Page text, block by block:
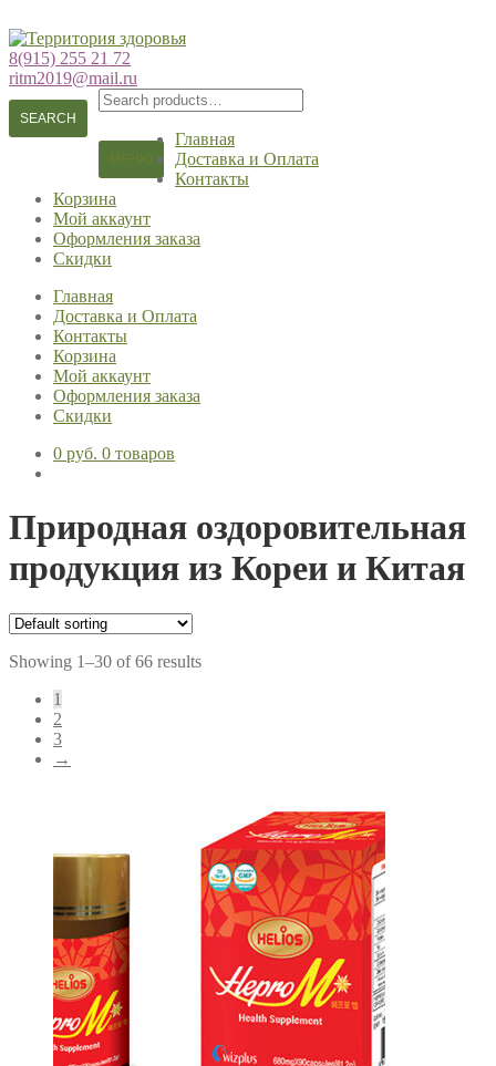
Перейти
к
навигации
Перейти
к
содержимому
8(915) 255 21 72
ritm2019@mail.ru
Search
for:
SEARCH
Главная
Доставка и Оплата
Контакты
Корзина
Мой аккаунт
Оформления заказа
Скидки
Главная
Доставка и Оплата
Контакты
Корзина
Мой аккаунт
Оформления заказа
Скидки
0 руб. 0 товаров
Природная оздоровительная
продукция из Кореи и Китая
Showing 1–30 of 66 results
1
2
3
→